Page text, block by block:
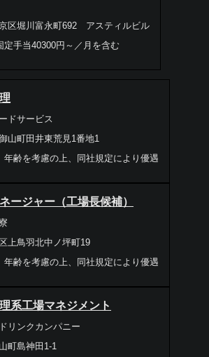
区堀川富永町692 アスティルビル
定手当40300円～／月を含む
ドサービス
山町田井東荒見1番地1
年齢を考慮の上、同社規定により優遇
ージャー（工場長候補）
上鳥羽北中ノ坪町19
年齢を考慮の上、同社規定により優遇
系工場マネジメント
リンクカンパニー
町島神田1-1